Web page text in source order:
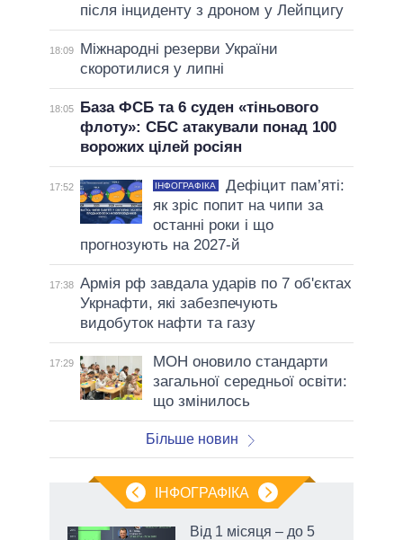
після інциденту з дроном у Лейпцигу
18:09
Міжнародні резерви України
скоротилися у липні
18:05
База ФСБ та 6 суден «тіньового
флоту»: СБС атакували понад 100
ворожих цілей росіян
17:52 ІНФОГРАФІКА
Дефіцит пам’яті:
як зріс попит на чипи за
останні роки і що
прогнозують на 2027-й
17:38 Армія рф завдала ударів по 7 об'єктах
Укрнафти, які забезпечують
видобуток нафти та газу
17:29
МОН оновило стандарти
загальної середньої освіти:
що змінилось
Більше новин
ІНФОГРАФІКА
Від 1 місяця – до 5